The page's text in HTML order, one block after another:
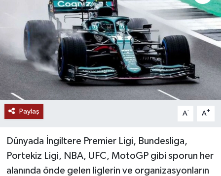
Paylaş A- A+
Dünyada İngiltere Premier Ligi, Bundesliga,
Portekiz Ligi, NBA, UFC, MotoGP gibi sporun her
alanında önde gelen liglerin ve organizasyonların
Son Dakika Haberleri
Haber Arşivi